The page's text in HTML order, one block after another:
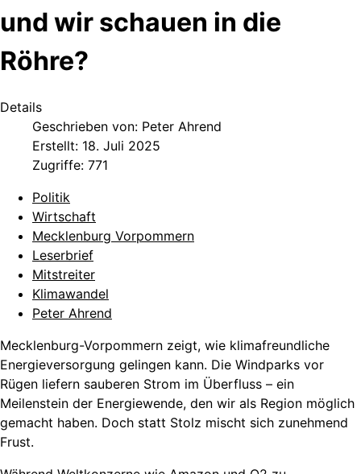
und wir schauen in die
Röhre?
Details
Geschrieben von: Peter Ahrend
Erstellt: 18. Juli 2025
Zugriffe: 771
Politik
Wirtschaft
Mecklenburg Vorpommern
Leserbrief
Mitstreiter
Klimawandel
Peter Ahrend
Mecklenburg-Vorpommern zeigt, wie klimafreundliche
Energieversorgung gelingen kann. Die Windparks vor
Rügen liefern sauberen Strom im Überfluss – ein
Meilenstein der Energiewende, den wir als Region möglich
gemacht haben. Doch statt Stolz mischt sich zunehmend
Frust.